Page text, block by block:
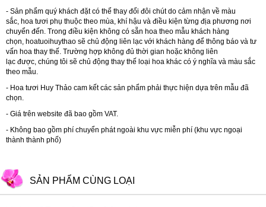
- Sản phẩm quý khách đặt có thể thay đổi đôi chút do cảm nhận về màu
sắc, hoa tươi phụ thuộc theo mùa, khí hậu và điều kiện từng địa phương nơi
chuyển đến. Trong điều kiện không có sẵn hoa theo mẫu khách hàng
chọn, hoatuoihuythao sẽ chủ động liên lạc với khách hàng để thông báo và tư
vấn hoa thay thế. Trường hợp không đủ thời gian hoặc không liên
lạc được, chúng tôi sẽ chủ động thay thế loại hoa khác có ý nghĩa và màu sắc
theo mẫu.
- Hoa tươi Huy Thảo cam kết các sản phẩm phải thực hiện dựa trên mẫu đã
chọn.
- Giá trên website đã bao gồm VAT.
- Không bao gồm phí chuyển phát ngoài khu vực miễn phí (khu vực ngoại
thành thành phố)
SẢN PHẨM CÙNG LOẠI